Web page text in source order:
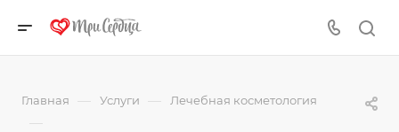
Главная — Услуги — Лечебная косметология
—